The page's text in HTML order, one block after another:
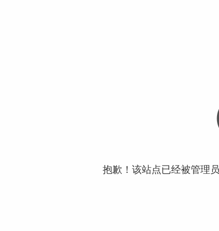
抱歉！该站点已经被管理